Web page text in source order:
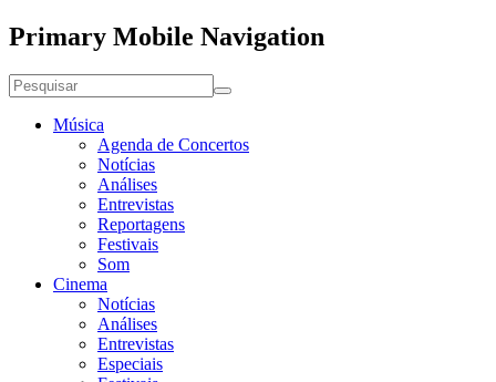
Primary Mobile Navigation
Música
Agenda de Concertos
Notícias
Análises
Entrevistas
Reportagens
Festivais
Som
Cinema
Notícias
Análises
Entrevistas
Especiais